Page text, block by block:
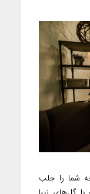
شما را جلب